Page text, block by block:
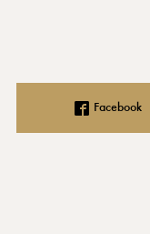
Facebook